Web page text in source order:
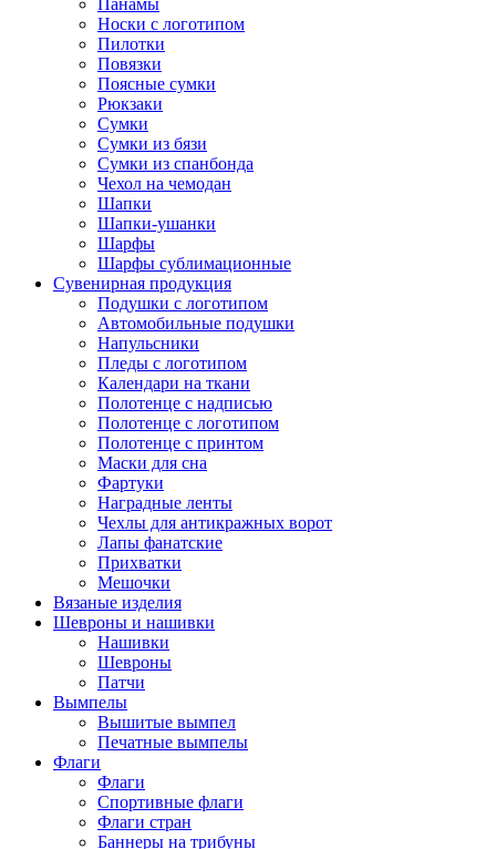
Панамы
Носки с логотипом
Пилотки
Повязки
Поясные сумки
Рюкзаки
Сумки
Сумки из бязи
Сумки из спанбонда
Чехол на чемодан
Шапки
Шапки-ушанки
Шарфы
Шарфы сублимационные
Сувенирная продукция
Подушки с логотипом
Автомобильные подушки
Напульсники
Пледы с логотипом
Календари на ткани
Полотенце с надписью
Полотенце с логотипом
Полотенце с принтом
Маски для сна
Фартуки
Наградные ленты
Чехлы для антикражных ворот
Лапы фанатские
Прихватки
Мешочки
Вязаные изделия
Шевроны и нашивки
Нашивки
Шевроны
Патчи
Вымпелы
Вышитые вымпел
Печатные вымпелы
Флаги
Флаги
Спортивные флаги
Флаги стран
Баннеры на трибуны